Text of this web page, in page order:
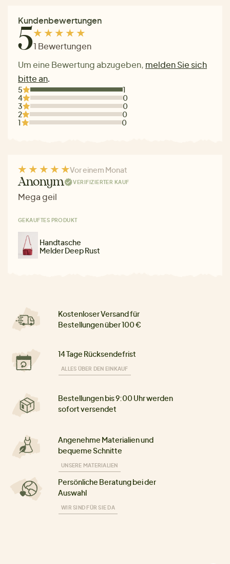
Kundenbewertungen
51 Bewertungen
Um eine Bewertung abzugeben, melden Sie sich
bitte an.
5
1
4
0
3
0
2
0
1
0
Vor einem Monat
Anonym VERIFIZIERTER KAUF
Mega geil
GEKAUFTES PRODUKT
Handtasche
Melder Deep Rust
Kostenloser Versand für
Bestellungen über 100 €
14 Tage Rücksendefrist
ALLES ÜBER DEN EINKAUF
Bestellungen bis 9:00 Uhr werden
sofort versendet
Angenehme Materialien und
bequeme Schnitte
UNSERE MATERIALIEN
Persönliche Beratung bei der
Auswahl
WIR SIND FÜR SIE DA